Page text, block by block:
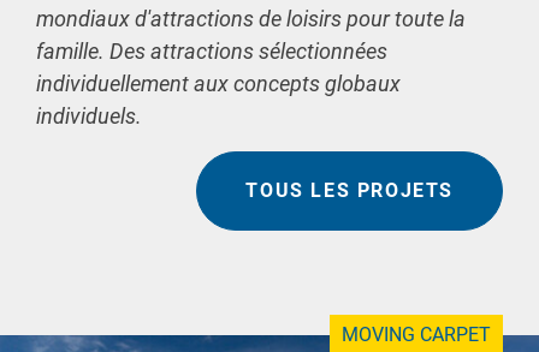
mondiaux d'attractions de loisirs pour toute la
famille. Des attractions sélectionnées
individuellement aux concepts globaux
individuels.
TOUS LES PROJETS
MOVING CARPET